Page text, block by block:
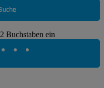
Buchstaben ein